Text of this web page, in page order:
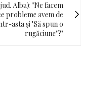
Alba): "Ne facem
probleme avem de
asta şi "Să spun o
rugăciune"?"